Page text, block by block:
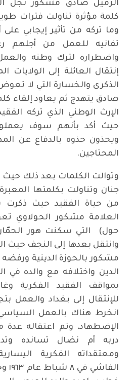
الزميل صادق مشكور نجل
كلمة مؤثرة تناولت فترات
وما تركه من تأثير إيجابي على
تفانيه للعمل من أجلهم
واضطراره لترك وطنه
إنتقال العائلة إلى
الذكرى والخسارة التي لا
صادق يتهدج ثم يعاود إلقاء
الإرث الوطني الذي تركه
حيث أكد بأنهم سوف
ويحذون حذوه بالدفاع عن
المحتاجين.
وتوالت الكلمات بعد ذلك حيث
جنان وتناولت بكلمتها
من حياة الفقيد حيث ذكرت
العلامة مشكور الحولاوي
حول) التي سكنت هور
وانتقل بعدها إلى النجف حيث
مشكور بالحوزة الدينية
الدين واختلافه مع والده في
بمواقف الفقيد الفكرية
للإنتقال إلى بغداد والعمل
انخرط هناك بالعمل
الإضطهاد، وتم اعتقاله عدة
دربه أم نضال تسانده
ومعتقداته الفكرية